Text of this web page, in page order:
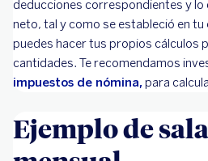
deducciones correspondientes y lo
neto, tal y como se estableció en
puedes hacer tus propios cálculos
cantidades. Te recomendamos
impuestos de nómina,para
Ejemplo de